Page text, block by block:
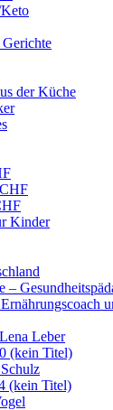
Gerichte
der Küche
Kinder
–
Leber
(kein Titel)
(kein Titel)